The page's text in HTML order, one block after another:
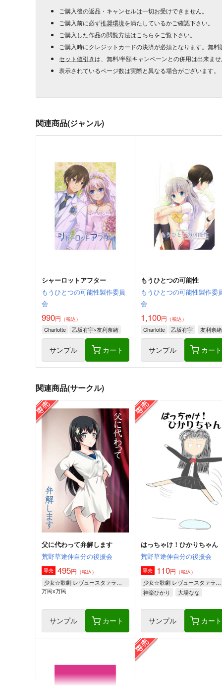
ご購入後の返品・キャンセルは一切お受けできません。
ご購入前に必ず推奨環境を満たしているかご確認下さい。
ご購入した作品の閲覧方法は こちらをご覧下さい。
ご購入時にクレジットカードの決済が必須となります。無
セット値引きは、無料/半額キャンペーンとの併用は出来ま
表示されているページ数は実際と異なる場合がございます。
関連商品(ジャンル)
シャーロットアフター
もうひとつの可能性製作委員
会
990円 （税込）
Charlotte 乙坂有宇×友利奈緒
サンプル カート
もうひとつの可能性
もうひとつの可能性製作委
会
1,100円 （税込）
Charlotte 乙坂有宇 友利奈緒
サンプル カート
関連商品(サークル)
父に代わって弁解します
荒野草途伸自分の後援会
専売 495円 （税込）
少女☆歌劇 レヴュースタァライト
万民x万民
サンプル カート
はっちゃけ！ひかりちゃん
荒野草途伸自分の後援会
専売 110円 （税込）
少女☆歌劇 レヴュースタァライト
神楽ひかり
大場なな
サンプル カート